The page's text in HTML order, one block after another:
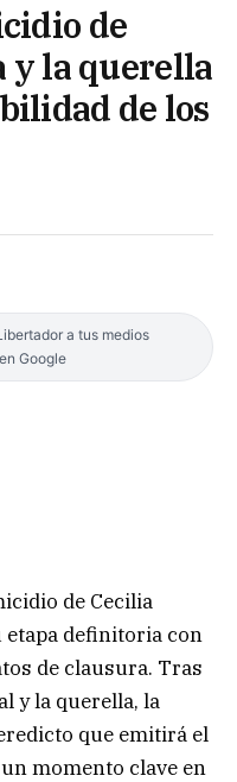
de
y la querella
de los
a tus medios
Google
de Cecilia
definitoria con
de clausura. Tras
y la querella, la
que emitirá el
momento clave en